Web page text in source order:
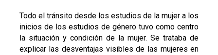
Todo el tránsito desde los estudios de la mujer a los
inicios de los estudios de género tuvo como centro
la situación y condición de la mujer. Se trataba de
explicar las desventajas visibles de las mujeres en